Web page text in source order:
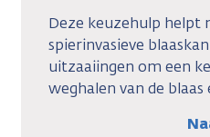
Deze keuzehulp helpt
spierinvasieve
uitzaaiingen om een
weghalen van de